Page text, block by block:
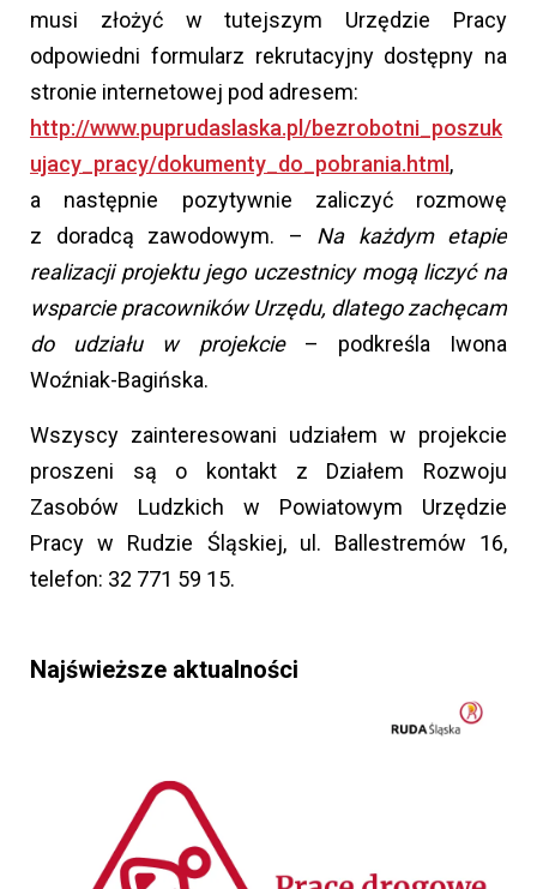
musi złożyć w tutejszym Urzędzie Pracy
odpowiedni formularz rekrutacyjny dostępny na
stronie internetowej pod adresem:
http://www.puprudaslaska.pl/bezrobotni_poszuk
ujacy_pracy/dokumenty_do_pobrania.html,
a następnie pozytywnie zaliczyć rozmowę
z doradcą zawodowym. – Na każdym etapie
realizacji projektu jego uczestnicy mogą liczyć na
wsparcie pracowników Urzędu, dlatego zachęcam
do udziału w projekcie– podkreśla Iwona
Woźniak-Bagińska.
Wszyscy zainteresowani udziałem w projekcie
proszeni są o kontakt z Działem Rozwoju
Zasobów Ludzkich w Powiatowym Urzędzie
Pracy w Rudzie Śląskiej, ul. Ballestremów 16,
telefon: 32 771 59 15.
Najświeższe aktualności